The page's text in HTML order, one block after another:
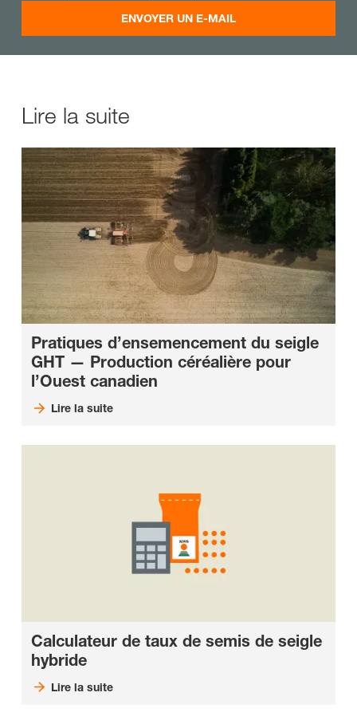
ENVOYER UN E-MAIL
Lire la suite
Pratiques d’ensemencement du seigle
GHT — Production céréalière pour
l’Ouest canadien
Lire la suite
Calculateur de taux de semis de seigle
hybride
Lire la suite